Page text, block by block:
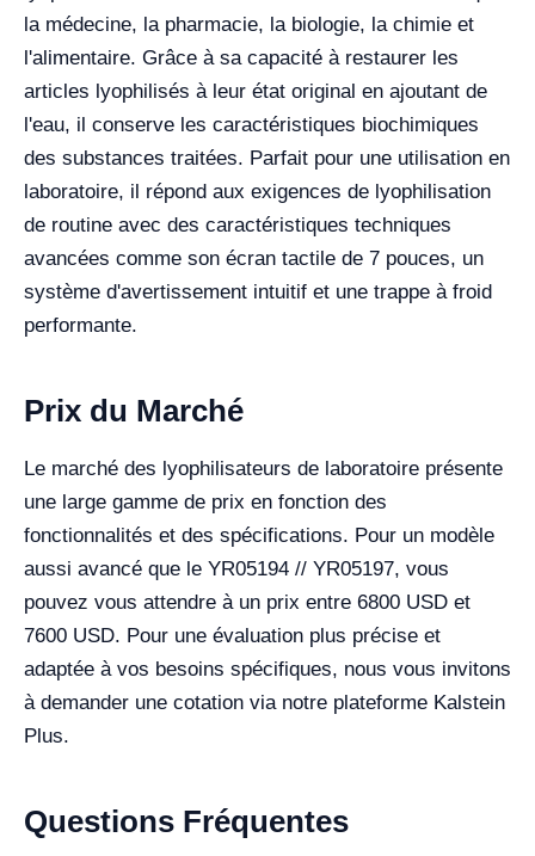
la médecine, la pharmacie, la biologie, la chimie et
l'alimentaire. Grâce à sa capacité à restaurer les
articles lyophilisés à leur état original en ajoutant de
l'eau, il conserve les caractéristiques biochimiques
des substances traitées. Parfait pour une utilisation en
laboratoire, il répond aux exigences de lyophilisation
de routine avec des caractéristiques techniques
avancées comme son écran tactile de 7 pouces, un
système d'avertissement intuitif et une trappe à froid
performante.
Prix du Marché
Le marché des lyophilisateurs de laboratoire présente
une large gamme de prix en fonction des
fonctionnalités et des spécifications. Pour un modèle
aussi avancé que le YR05194 // YR05197, vous
pouvez vous attendre à un prix entre 6800 USD et
7600 USD. Pour une évaluation plus précise et
adaptée à vos besoins spécifiques, nous vous invitons
à demander une cotation via notre plateforme Kalstein
Plus.
Questions Fréquentes